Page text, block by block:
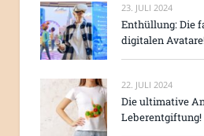
23. JULI 2024
Enthüllung: Die
digitalen
22. JULI 2024
Die ultimative
Leberentgiftung!